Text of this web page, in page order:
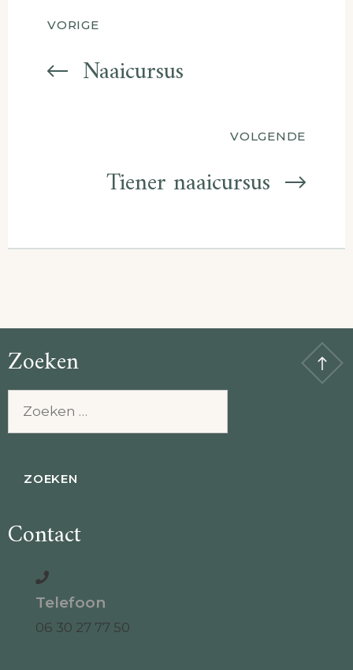
Berichtnavigatie
VORIGE
Naaicursus
VOLGENDE
Tiener naaicursus
Zoeken
Contact
Telefoon
06 30 27 77 50